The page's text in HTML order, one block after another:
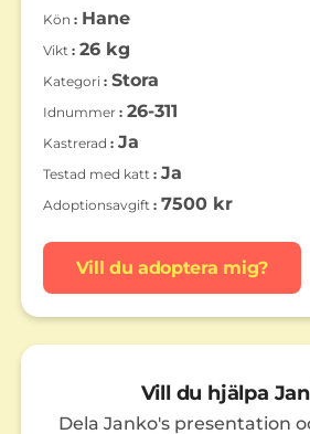
Kön Hane
Vikt 26 kg
Kategori Stora
Idnummer 26-311
Kastrerad Ja
Testad med katt Ja
Adoptionsavgift 7500 kr
Vill du adoptera mig?
Vill du hjälpa
Dela Janko's presentation